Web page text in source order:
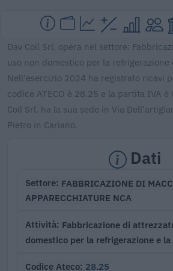
Dav Coil Srl. opera nel settore:
uso non domestico per la refrigerazione
Nell'esercizio 2024 ha registrato ricavi
codice ATECO è 28.25 e la partita IVA
Coil Srl. ha la sua sede in Via
Pietro in Cariano.
Dati
Settore FABBRICAZIONE DI
APPARECCHIATURE NCA
Attività Fabbricazione di
domestico per la refrigerazione e
Codice Ateco 28.25